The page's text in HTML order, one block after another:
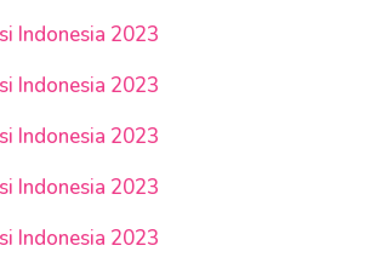
Indonesia 2023
Indonesia 2023
Indonesia 2023
Indonesia 2023
Indonesia 2023